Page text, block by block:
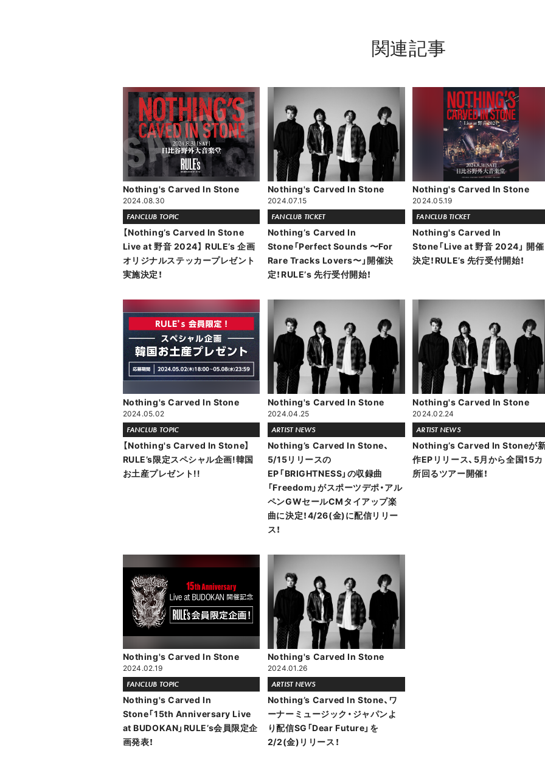
関連記事
Nothing's Carved In Stone
2024.08.30
FANCLUB TOPIC
【Nothing’s Carved In Stone
Live at 野音 2024】 RULE’s 企画
オリジナルステッカープレゼント
実施決定！
Nothing's Carved In Stone
2024.07.15
FANCLUB TICKET
Nothingʼs Carved In
Stone「Perfect Sounds 〜For
Rare Tracks Lovers〜」開催決
定！RULEʼs 先行受付開始！
Nothing's Carved In Stone
2024.05.19
FANCLUB TICKET
Nothing's Carved In
Stone「Live at 野音 2024」 開催
決定！RULE’s 先行受付開始！
Nothing's Carved In Stone
2024.05.02
FANCLUB TOPIC
【Nothing's Carved In Stone】
RULE’s限定スペシャル企画!韓国
お土産プレゼント!!
Nothing's Carved In Stone
2024.04.25
ARTIST NEWS
Nothing’s Carved In Stone、
5/15リリースの
EP「BRIGHTNESS」の収録曲
「Freedom」がスポーツデポ・アル
ペンGWセールCMタイアップ楽
曲に決定！4/26(金)に配信リリー
ス！
Nothing's Carved In Stone
2024.02.24
ARTIST NEWS
Nothing’s Carved In Stoneが
作EPリリース、5月から全国15カ
所回るツアー開催！
Nothing's Carved In Stone
2024.02.19
FANCLUB TOPIC
Nothing's Carved In
Stone「15th Anniversary Live
at BUDOKAN」RULE’s会員限定企
画発表！
Nothing's Carved In Stone
2024.01.26
ARTIST NEWS
Nothing’s Carved In Stone、ワ
ーナーミュージック・ジャパンよ
り配信SG「Dear Future」を
2/2(金)リリース！